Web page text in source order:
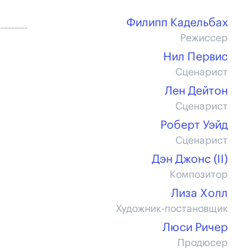
Филипп Кадельбах
Режиссер
Нил Первис
Сценарист
Лен Дейтон
Сценарист
Роберт Уэйд
Сценарист
Дэн Джонс (II)
Композитор
Лиза Холл
Художник-постановщик
Люси Ричер
Продюсер